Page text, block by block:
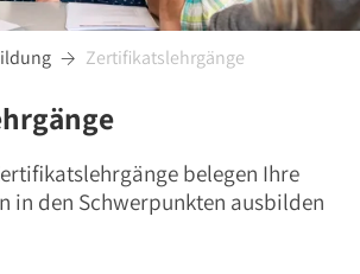
 Zertifikatslehrgänge
belegen Ihre
in den Schwerpunkten ausbilden